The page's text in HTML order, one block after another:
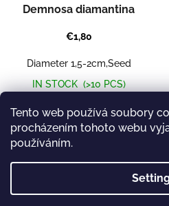
Tento web používá soubory
procházením tohoto webu
používáním.
Demnosa diamantina
€1,80
Diameter 1,5-2cm,Seed
IN STOCK (>10 PCS)
Add to cart
L
i
s
1items